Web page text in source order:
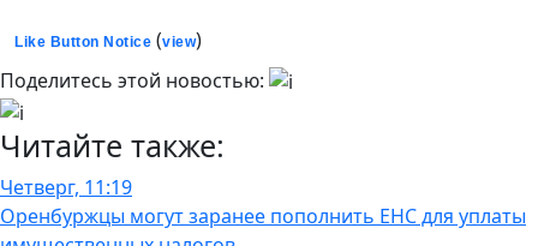
Like Button Notice (view)
Поделитесь этой новостью:
Читайте также:
Четверг, 11:19
Оренбуржцы могут заранее пополнить ЕНС для уплаты